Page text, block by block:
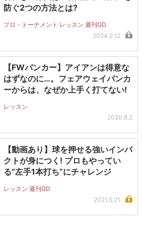
防ぐ2つの方法とは?
プロ・トーナメント レッスン 週刊GD
2024.2.12
【FWバンカー】アイアンは得意な
はずなのに…。フェアウェイバンカ
ーからは、なぜか上手く打てない!
レッスン
2020.8.2
【動画あり】球を押せる強いインパ
クトが身につく! プロもやってい
る“左手1本打ち”にチャレンジ
レッスン 週刊GD
2021.5.21